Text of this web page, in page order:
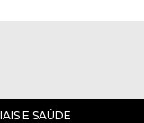
E SAÚDE